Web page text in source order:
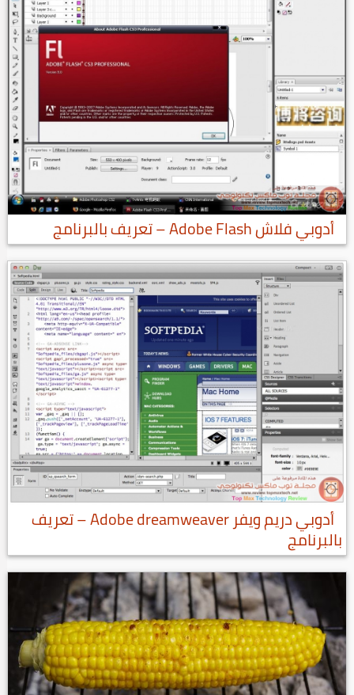
أدوبي فلاش Adobe Flash – تعريف بالبرنامج
أدوبي دريم ويفر Adobe dreamweaver – تعريف
بالبرنامج